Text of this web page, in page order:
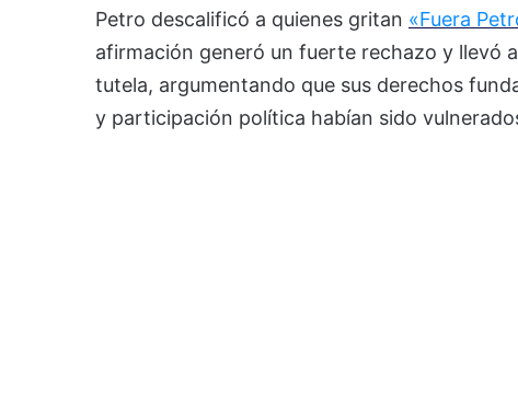
Petro descalificó a quienes gritan «Fuera
afirmación generó un fuerte rechazo y llevó
tutela, argumentando que sus derechos
y participación política habían sido